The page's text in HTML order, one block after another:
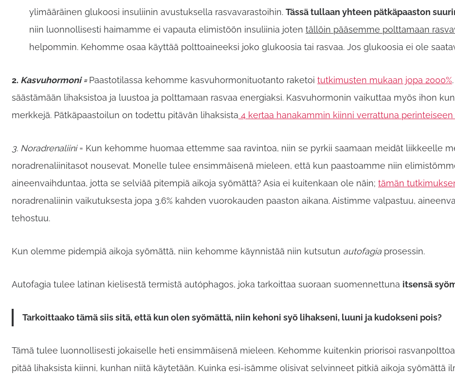
ylimääräinen glukoosi insuliinin avustuksella rasvavarastoihin. Tässä tullaan yhteen pätkäpaaston
niin luonnollisesti haimamme ei vapauta elimistöön insuliinia joten tällöin pääsemme polttamaan
helpommin. Kehomme osaa käyttää polttoaineeksi joko glukoosia tai rasvaa. Jos glukoosia ei ole
2. Kasvuhormoni =Paastotilassa kehomme kasvuhormonituotanto raketoi tutkimusten mukaan jopa 2000%
säästämään lihaksistoa ja luustoa ja polttamaan rasvaa energiaksi. Kasvuhormonin vaikuttaa myös ihon
merkkejä. Pätkäpaastoilun on todettu pitävän lihaksista 4 kertaa hanakammin kiinni verrattuna
3. Noradrenaliini= Kun kehomme huomaa ettemme saa ravintoa, niin se pyrkii saamaan meidät liikkeelle
noradrenaliinitasot nousevat. Monelle tulee ensimmäisenä mieleen, että kun paastoamme niin
aineenvaihduntaa, jotta se selviää pitempiä aikoja syömättä? Asia ei kuitenkaan ole näin; tämän
noradrenaliinin vaikutuksesta jopa 3.6% kahden vuorokauden paaston aikana. Aistimme valpastuu,
tehostuu.
Kun olemme pidempiä aikoja syömättä, niin kehomme käynnistää niin kutsutun autofagia prosessin.
Autofagia tulee latinan kielisestä termistä autóphagos, joka tarkoittaa suoraan suomennettuna itsensä
Tarkoittaako tämä siis sitä, että kun olen syömättä, niin kehoni syö lihakseni, luuni ja kudokseni pois?
Tämä tulee luonnollisesti jokaiselle heti ensimmäisenä mieleen. Kehomme kuitenkin priorisoi
pitää lihaksista kiinni, kunhan niitä käytetään. Kuinka esi-isämme olisivat selvinneet pitkiä aikoja syömättä